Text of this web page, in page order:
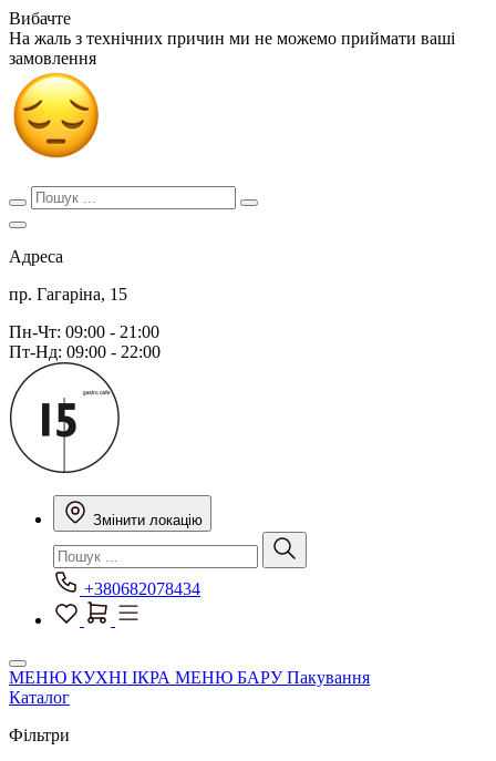
Вибачте
На жаль з технічних причин ми не можемо приймати ваші
замовлення
Адреса
пр. Гагаріна, 15
Пн-Чт: 09:00 - 21:00
Пт-Нд: 09:00 - 22:00
Змінити локацію
+380682078434
МЕНЮ КУХНІ ІКРА МЕНЮ БАРУПакування
Каталог
Фільтри